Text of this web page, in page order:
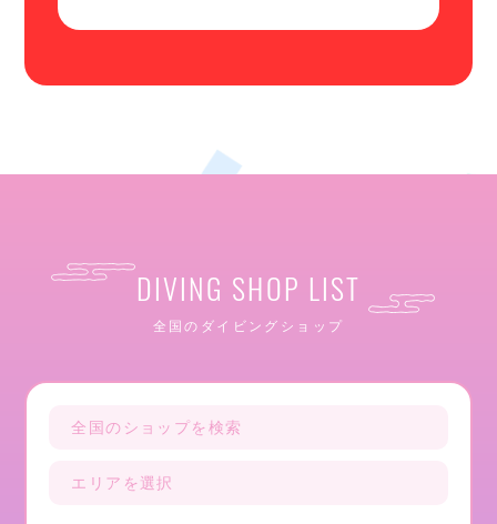
DIVING SHOP LIST
全国のダイビングショップ